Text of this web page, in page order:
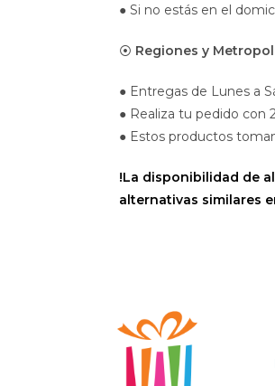
● Si no estás en el
⦿ Regiones y
● Entregas de Lunes a
● Realiza tu pedido con
● Estos productos
!La disponibilidad de
alternativas similares